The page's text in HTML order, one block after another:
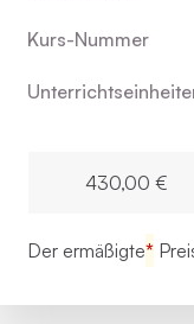
Kurs-Nummer
430,00 €
Der ermäßigte*